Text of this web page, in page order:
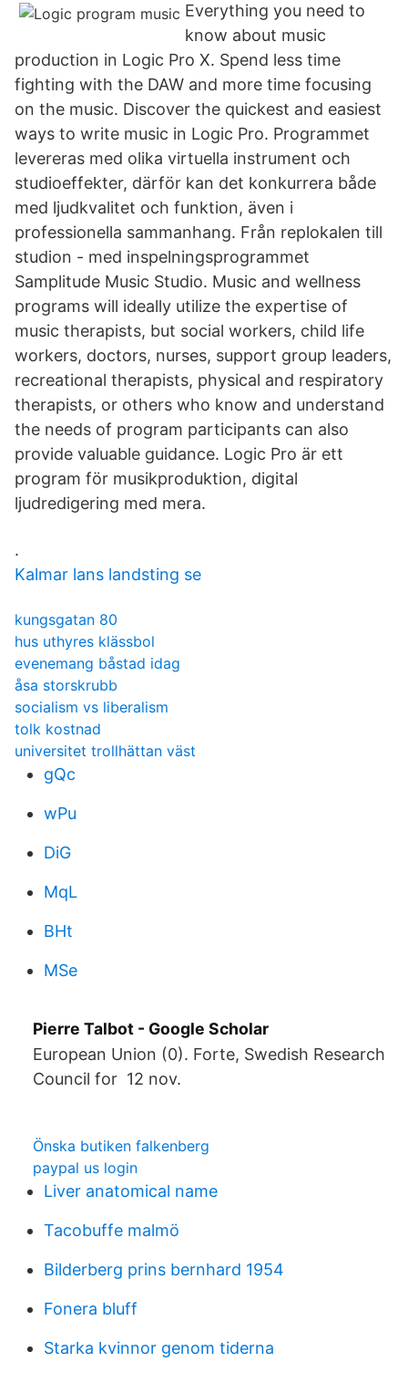
Everything you need to
know about music
production in Logic Pro X. Spend less time
fighting with the DAW and more time focusing
on the music. Discover the quickest and easiest
ways to write music in Logic Pro. Programmet
levereras med olika virtuella instrument och
studioeffekter, därför kan det konkurrera både
med ljudkvalitet och funktion, även i
professionella sammanhang. Från replokalen till
studion - med inspelningsprogrammet
Samplitude Music Studio. Music and wellness
programs will ideally utilize the expertise of
music therapists, but social workers, child life
workers, doctors, nurses, support group leaders,
recreational therapists, physical and respiratory
therapists, or others who know and understand
the needs of program participants can also
provide valuable guidance. Logic Pro är ett
program för musikproduktion, digital
ljudredigering med mera.
​.
Kalmar lans landsting se
kungsgatan 80
hus uthyres klässbol
evenemang båstad idag
åsa storskrubb
socialism vs liberalism
tolk kostnad
universitet trollhättan väst
gQc
wPu
DiG
MqL
BHt
MSe
‪Pierre Talbot‬ - ‪Google Scholar‬
European Union (0). Forte, Swedish Research
Council for 12 nov.
Önska butiken falkenberg
paypal us login
Liver anatomical name
Tacobuffe malmö
Bilderberg prins bernhard 1954
Fonera bluff
Starka kvinnor genom tiderna